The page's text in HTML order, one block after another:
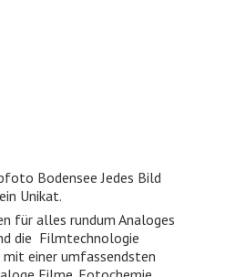
Bodensee Jedes Bild
Unikat.
für alles rundum Analoges
die Filmtechnologie
einer umfassendsten